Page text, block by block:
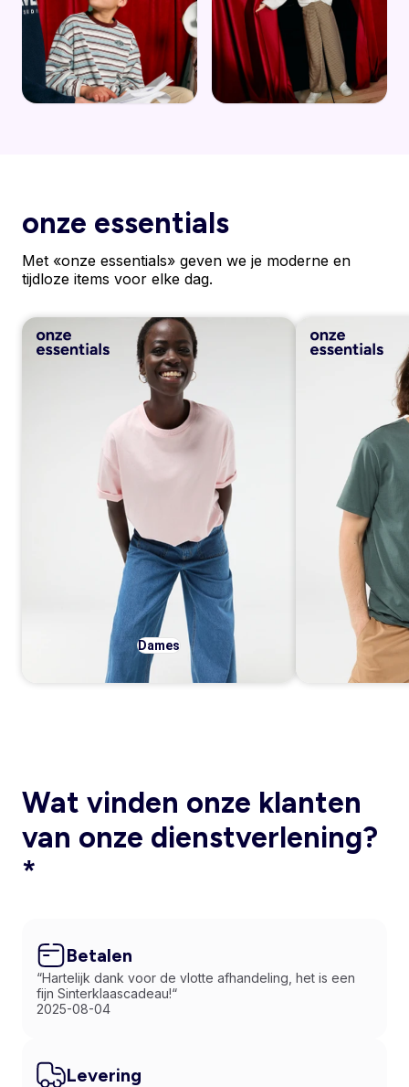
onze essentials
Met «onze essentials» geven we je moderne en
tijdloze items voor elke dag.
Dames
Wat vinden onze klanten
van onze dienstverlening?
*
Betalen
“Hartelijk dank voor de vlotte afhandeling, het is een
fijn Sinterklaascadeau!“
2025-08-04
Levering